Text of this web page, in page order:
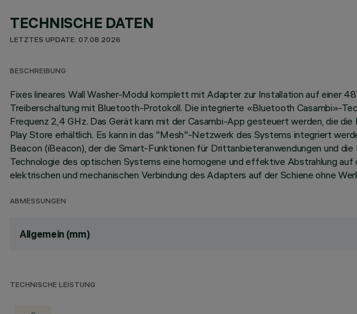
TECHNISCHE DATEN
LETZTES UPDATE: 07.08.2026
BESCHREIBUNG
Fixes lineares Wall Washer-Modul komplett mit Adapter zur Installation auf einer
Treiberschaltung mit Bluetooth-Protokoll. Die integrierte «Bluetooth Casambi»-
Frequenz 2,4 GHz. Das Gerät kann mit der Casambi-App gesteuert werden, die
Play Store erhältlich. Es kann in das "Mesh"-Netzwerk des Systems integriert
Beacon (iBeacon), der die Smart-Funktionen für Drittanbieteranwendungen und
Technologie des optischen Systems eine homogene und effektive Abstrahlung
elektrischen und mechanischen Verbindung des Adapters auf der Schiene ohne
ABMESSUNGEN
Allgemein (mm)
TECHNISCHE LEISTUNG